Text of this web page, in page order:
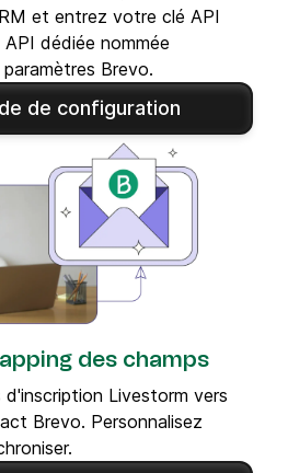
et entrez votre clé API
dédiée nommée
Brevo.
de configuration
des champs
Livestorm vers
Brevo. Personnalisez